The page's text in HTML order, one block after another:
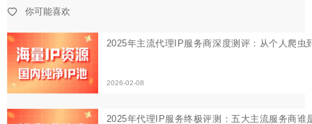
你可能喜欢
2026-01-23